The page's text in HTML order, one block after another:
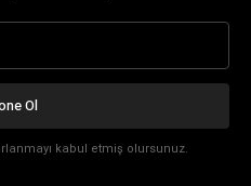
Ol
kabul etmiş olursunuz.